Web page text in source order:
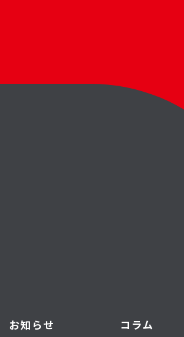
お知らせ コラム